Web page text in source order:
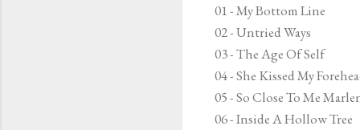
01 - My Bottom Line
02 - Untried Ways
03 - The Age Of Self
04 - She Kissed My
05 - So Close To Me
06 - Inside A Hollow Tree